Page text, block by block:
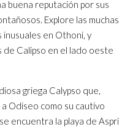
buena reputación por sus
Explore las muchas
en Othoni, y
de Calipso en el lado oeste
griega Calypso que,
Odiseo como su cautivo
encuentra la playa de Aspri